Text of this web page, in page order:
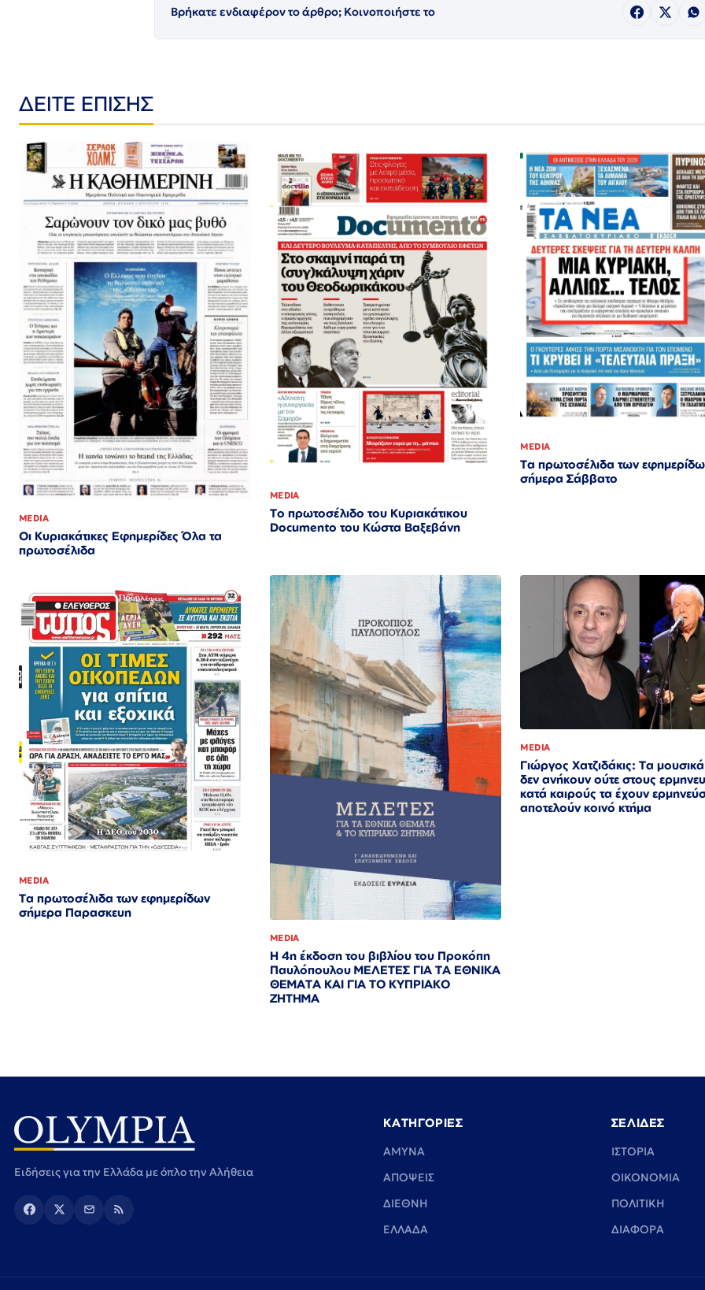
Βρήκατε ενδιαφέρον το άρθρο; Κοινοποιήστε το
ΔΕΙΤΕ ΕΠΙΣΗΣ
MEDIA
Οι Κυριακάτικες Εφημερίδες Όλα τα
πρωτοσέλιδα
MEDIA
Το πρωτοσέλιδο του Κυριακάτικου
Documento του Κώστα Βαξεβάνη
MEDIA
Τα πρωτοσέλιδα των
σήμερα Σάββατο
MEDIA
Τα πρωτοσέλιδα των εφημερίδων
σήμερα Παρασκευη
MEDIA
Η 4η έκδοση του βιβλίου του Προκόπη
Παυλόπουλου ΜΕΛΕΤΕΣ ΓΙΑ ΤΑ ΕΘΝΙΚΑ
ΘΕΜΑΤΑ ΚΑΙ ΓΙΑ ΤΟ ΚΥΠΡΙΑΚΟ
ΖΗΤΗΜΑ
MEDIA
Γιώργος Χατζιδάκις: Τα
δεν ανήκουν ούτε στους
κατά καιρούς τα έχουν
αποτελούν κοινό κτήμα
Ειδήσεις για την Ελλάδα με όπλο την Αλήθεια
ΚΑΤΗΓΟΡΙΕΣ
ΑΜΥΝΑ
ΑΠΟΨΕΙΣ
ΔΙΕΘΝΗ
ΕΛΛΑΔΑ
ΣΕΛΙΔΕΣ
ΙΣΤΟΡΙΑ
ΟΙΚΟΝΟΜΙΑ
ΠΟΛΙΤΙΚΗ
ΔΙΑΦΟΡΑ